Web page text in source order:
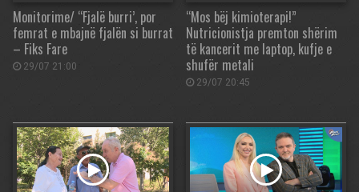
Monitorime/ “Fjalë burri’, por
femrat e mbajnë fjalën si burrat
– Fiks Fare
29/07 21:00
“Mos bëj kimioterapi!”
Nutricionistja premton shërim
të kancerit me laptop, kufje e
shufër metali
29/07 20:45